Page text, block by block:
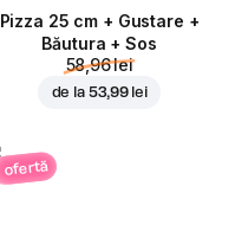
Pizza 25 cm + Gustare +
Băutura + Sos
58,96 lei
de la 53,99 lei
ofertă